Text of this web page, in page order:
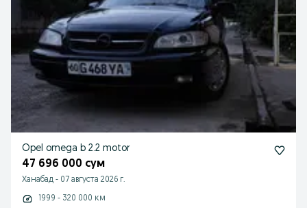
Opel omega b 2.2 motor
47 696 000 сум
Ханабад - 07 августа 2026 г.
1999 - 320 000 км